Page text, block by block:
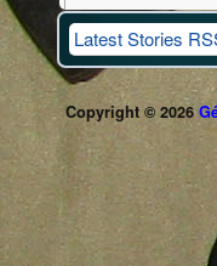
Latest Stories
Copyright © 2026